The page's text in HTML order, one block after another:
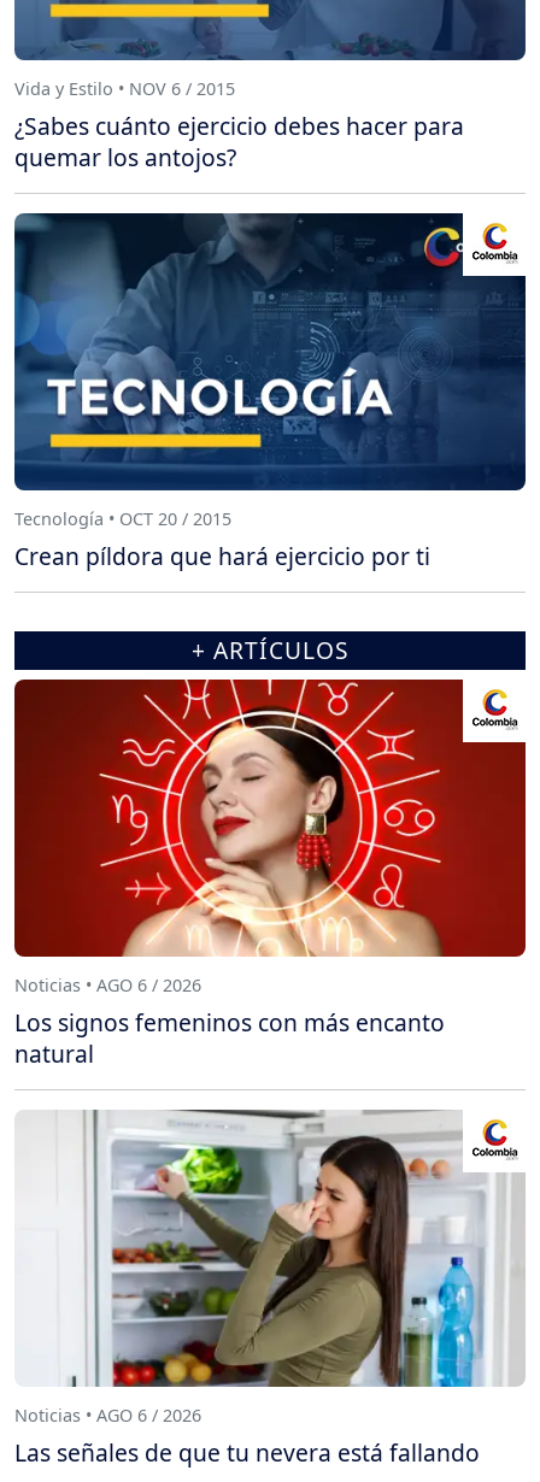
Vida y Estilo • NOV 6 / 2015
¿Sabes cuánto ejercicio debes hacer para
quemar los antojos?
Tecnología • OCT 20 / 2015
Crean píldora que hará ejercicio por ti
+ ARTÍCULOS
Noticias • AGO 6 / 2026
Los signos femeninos con más encanto
natural
Noticias • AGO 6 / 2026
Las señales de que tu nevera está fallando